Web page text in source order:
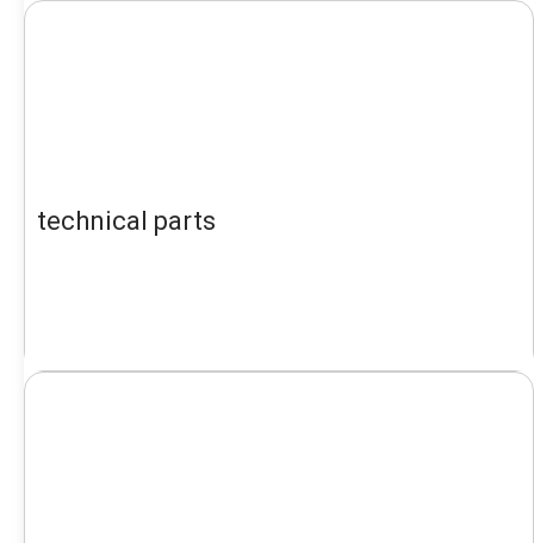
technical parts